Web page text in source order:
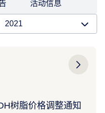
活动信息
树脂价格调整通知